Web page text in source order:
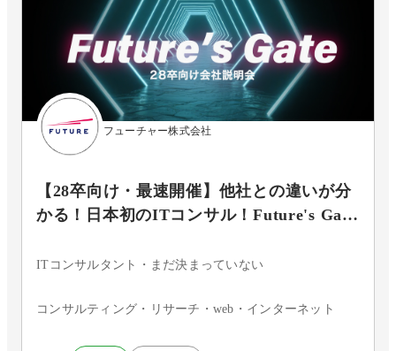
フューチャー株式会社
【28卒向け・最速開催】他社との違いが分
かる！日本初のITコンサル！Future's Gate
ITコンサルタント・まだ決まっていない
コンサルティング・リサーチ・web・インターネット